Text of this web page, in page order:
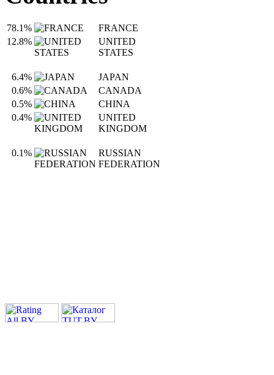
78.1%
FRANCE
12.8%
UNITED
STATES
6.4%
JAPAN
0.6%
CANADA
0.5%
CHINA
0.4%
UNITED
KINGDOM
0.1%
RUSSIAN
FEDERATION